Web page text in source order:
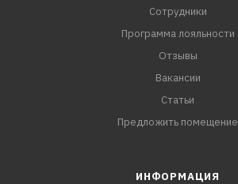
Сотрудники
Программа лояльности
Отзывы
Вакансии
Статьи
Предложить помещение
ИНФОРМАЦИЯ